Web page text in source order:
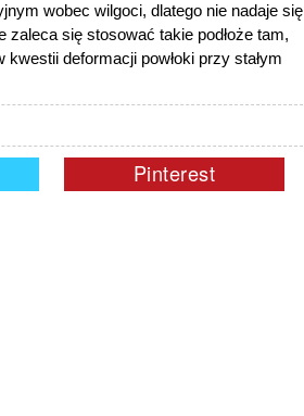
wobec wilgoci, dlatego nie nadaje się
się stosować takie podłoże tam,
kwestii deformacji powłoki przy stałym